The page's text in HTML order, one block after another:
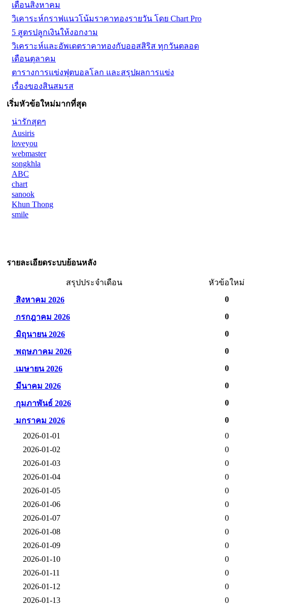
เดือนสิงหาคม
วิเคาระห์กราฟแนวโน้มราคาทองรายวัน โดย Chart Pro
5 สูตรปลูกเงินให้งอกงาม
วิเคราะห์และอัพเดตราคาทองกับออสสิริส ทุกวันตลอด
เดือนตุลาคม
ตารางการแข่งฟุตบอลโลก และสรุปผลการแข่ง
เรื่องของสินสมรส
เริ่มหัวข้อใหม่มากที่สุด
น่ารักสุดๆ
Ausiris
loveyou
webmaster
songkhla
ABC
chart
sanook
Khun Thong
smile
รายละเอียดระบบย้อนหลัง
สรุปประจำเดือน หัวข้อใหม่
สิงหาคม 2026
0
กรกฎาคม 2026 0
มิถุนายน 2026 0
พฤษภาคม 2026 0
เมษายน 2026 0
มีนาคม 2026 0
กุมภาพันธ์ 2026 0
มกราคม 2026 0
2026-01-01
0
2026-01-02
0
2026-01-03
0
2026-01-04
0
2026-01-05
0
2026-01-06
0
2026-01-07
0
2026-01-08
0
2026-01-09
0
2026-01-10
0
2026-01-11
0
2026-01-12
0
2026-01-13
0